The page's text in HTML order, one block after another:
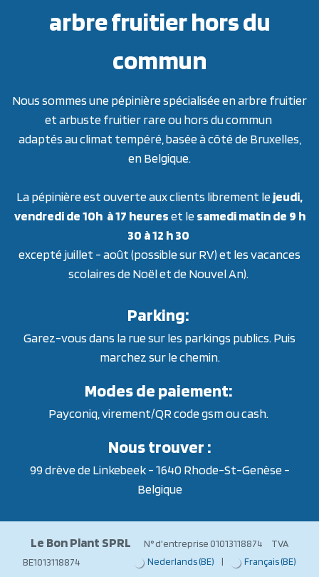
arbre fruitier hors du
commun
Nous sommes une pépinière spécialisée en arbre fruitier
et arbuste fruitier rare ou hors du commun
adaptés au climat tempéré, basée à côté de Bruxelles,
en Belgique.
La pépinière est ouverte aux clients librement lejeudi,
vendredi de 10h à 17 heureset lesamedi matin de 9 h
30 à 12 h 30
excepté juillet - août (possible sur RV) et les vacances
scolaires de Noël et de Nouvel An).
Parking:
Garez-vous dans la rue sur les parkings publics. Puis
marchez sur le chemin.
Modes de paiement:
Payconiq, virement/QR code gsm ou cash.
Nous trouver :
99 drève de Linkebeek - 1640 Rhode-St-Genèse -
Belgique
Le Bon Plant SPRL
N° d'entreprise 01013118874 TVA
BE1013118874
Nederlands (BE) | Français (BE)